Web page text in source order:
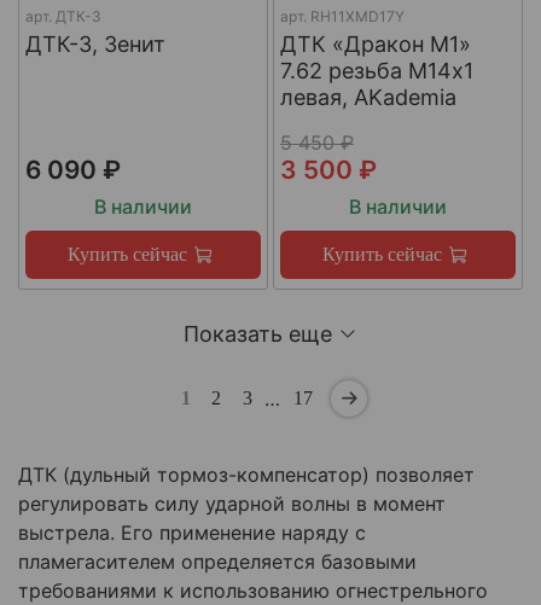
арт. ДТК-3
ДТК-3, Зенит
6 090 ₽
В наличии
Купить сейчас
арт. RH11XMD17Y
ДТК «Дракон М1»
7.62 резьба М14х1
левая, AKademia
5 450 ₽
3 500 ₽
В наличии
Купить сейчас
Показать еще
1 2 3 … 17
ДТК (дульный тормоз-компенсатор) позволяет
регулировать силу ударной волны в момент
выстрела. Его применение наряду с
пламегасителем определяется базовыми
требованиями к использованию огнестрельного